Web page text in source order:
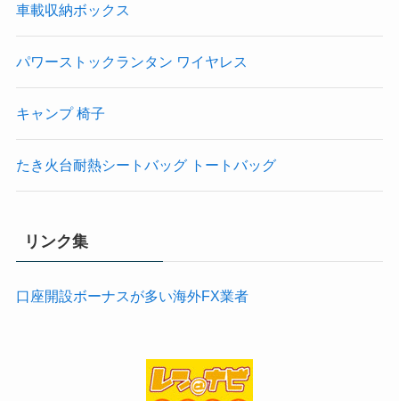
車載収納ボックス
パワーストックランタン ワイヤレス
キャンプ 椅子
たき火台耐熱シートバッグ トートバッグ
リンク集
口座開設ボーナスが多い海外FX業者